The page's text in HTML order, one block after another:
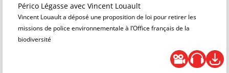
Périco Légasse avec Vincent Louault
Vincent Louault a déposé une proposition de loi pour retirer les
missions de police environnementale à l’Office français de la
biodiversité